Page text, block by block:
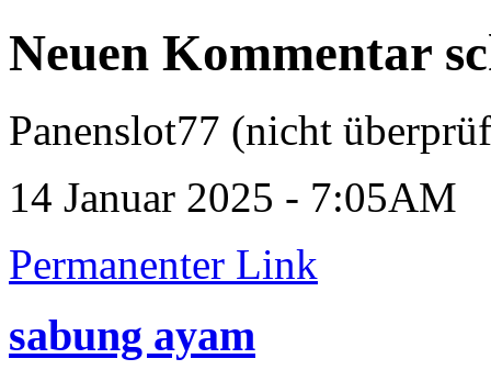
Neuen Kommentar
Panenslot77 (nicht
14 Januar 2025 - 7:05AM
Permanenter Link
sabung ayam